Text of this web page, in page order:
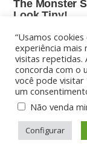
“Usamos
experiência mais
visitas repetidas.
concorda com o
você pode
um
Não venda
Configurar